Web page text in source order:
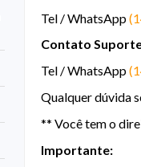
Tel / WhatsApp
Contato
Tel / WhatsApp
Qualquer dúvida
** Você tem o
Importante: